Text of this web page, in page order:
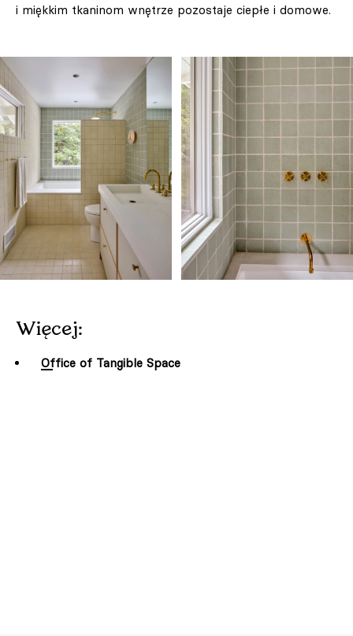
i miękkim tkaninom wnętrze pozostaje ciepłe i domowe.
Więcej:
Office of Tangible Space